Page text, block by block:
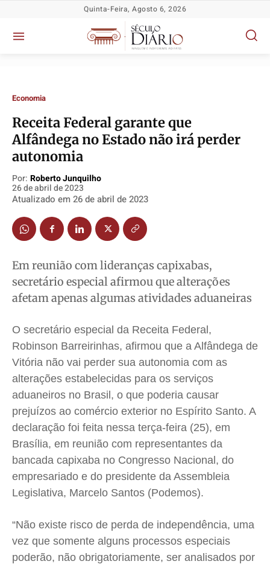
Política
Socioeconômicas
TV Século
Justiça
Segurança
Saúde
Cidades
Direitos
Colunas
Caetano Roque
Gustavo Bastos
Jr Mignone (in memorian)
Wanda Sily
Publicidade Legal
Anuncie
Quem Somos
Expediente
Política
Socioeconômicas
TV Século
Justiça
Segurança
Saúde
Cidades
Direitos
Colunas
Caetano Roque
Gustavo Bastos
Jr Mignone (in memorian)
Wanda Sily
Publicidade Legal
Anuncie
Quem Somos
Expediente
Política
Socioeconômicas
TV Século
Justiça
Segurança
Saúde
Cidades
Direitos
Colunas
Caetano Roque
Gustavo Bastos
Jr Mignone (in memorian)
Wanda Sily
Publicidade Legal
Anuncie
Quem Somos
Expediente
Política
Socioeconômicas
TV Século
Justiça
Segurança
Saúde
Cidades
Direitos
Colunas
Caetano Roque
Gustavo Bastos
Jr Mignone (in memorian)
Wanda Sily
Publicidade Legal
Anuncie
Quem Somos
Expediente
Quinta-Feira, Agosto 6, 2026
Economia
Receita Federal garante que
Alfândega no Estado não irá perder
autonomia
Por: Roberto Junquilho
26 de abril de 2023
Atualizado em 26 de abril de 2023
Em reunião com lideranças capixabas,
secretário especial afirmou que alterações
afetam apenas algumas atividades aduaneiras
O secretário especial da Receita Federal,
Robinson Barreirinhas, afirmou que a Alfândega de
Vitória não vai perder sua autonomia com as
alterações estabelecidas para os serviços
aduaneiros no Brasil, o que poderia causar
prejuízos ao comércio exterior no Espírito Santo. A
declaração foi feita nessa terça-feira (25), em
Brasília, em reunião com representantes da
bancada capixaba no Congresso Nacional, do
empresariado e do presidente da Assembleia
Legislativa, Marcelo Santos (Podemos).
“Não existe risco de perda de independência, uma
vez que somente alguns processos especiais
poderão, não obrigatoriamente, ser analisados por